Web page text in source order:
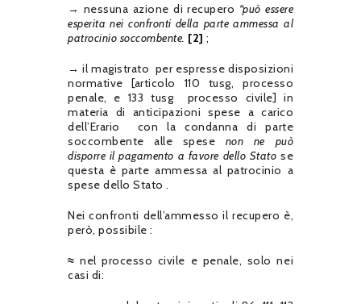
→ nessuna azione di recupero “può essere
esperita nei confronti della parte ammessa al
patrocinio soccombente. [2] ;
→ il magistrato per espresse disposizioni
normative [articolo 110 tusg, processo
penale, e 133 tusg processo civile] in
materia di anticipazioni spese a carico
dell’Erario con la condanna di parte
soccombente alle spese non ne può
disporre il pagamento a favore dello Stato se
questa è parte ammessa al patrocinio a
spese dello Stato .
Nei confronti dell’ammesso il recupero è,
però, possibile :
≈ nel processo civile e penale, solo nei
casi di: